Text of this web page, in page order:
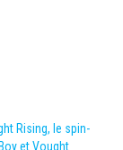
Rising, le spin-
et Vought